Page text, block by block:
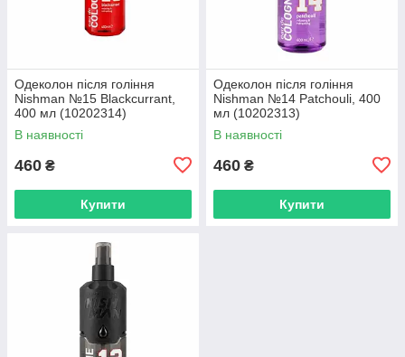
Одеколон після гоління
Nishman №15 Blackcurrant,
400 мл (10202314)
В наявності
460 ₴
Купити
Одеколон після гоління
Nishman №14 Patchouli, 400
мл (10202313)
В наявності
460 ₴
Купити